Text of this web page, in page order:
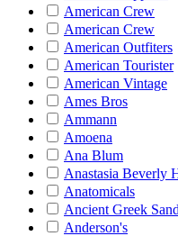
American Crew
American Crew
American Outfiters
American Tourister
American Vintage
Ames Bros
Ammann
Amoena
Ana Blum
Anastasia Beverly
Anatomicals
Ancient Greek
Anderson's